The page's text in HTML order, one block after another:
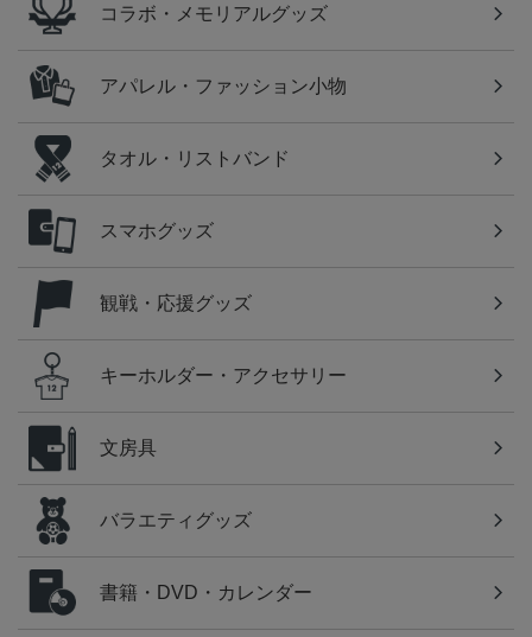
コラボ・メモリアルグッズ
アパレル・ファッション小物
タオル・リストバンド
スマホグッズ
観戦・応援グッズ
キーホルダー・アクセサリー
文房具
バラエティグッズ
書籍・DVD・カレンダー